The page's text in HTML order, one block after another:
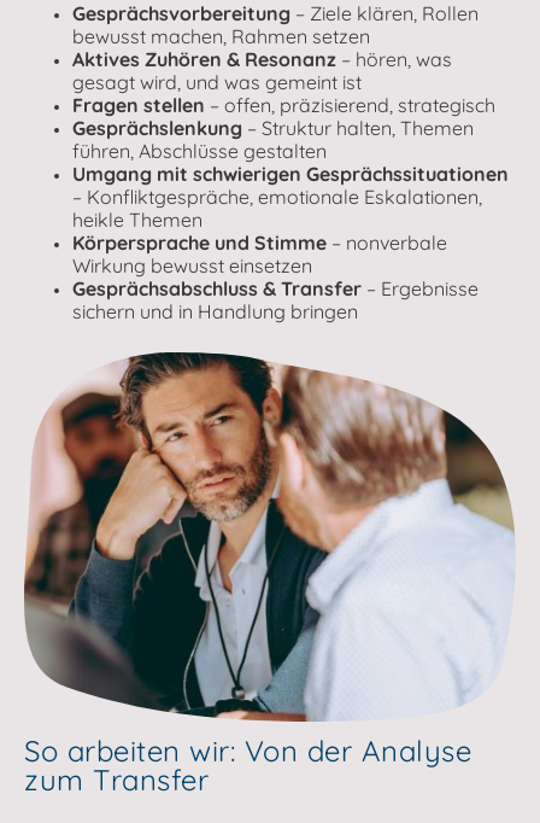
Gesprächsvorbereitung – Ziele klären, Rollen
bewusst machen, Rahmen setzen
Aktives Zuhören & Resonanz – hören, was
gesagt wird, und was gemeint ist
Fragen stellen – offen, präzisierend, strategisch
Gesprächslenkung – Struktur halten, Themen
führen, Abschlüsse gestalten
Umgang mit schwierigen Gesprächssituationen
– Konfliktgespräche, emotionale Eskalationen,
heikle Themen
Körpersprache und Stimme – nonverbale
Wirkung bewusst einsetzen
Gesprächsabschluss & Transfer – Ergebnisse
sichern und in Handlung bringen
So arbeiten wir: Von der Analyse
zum Transfer